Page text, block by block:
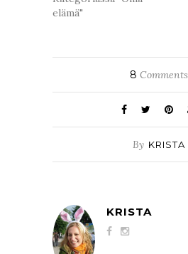
elämä"
8 Comments
By KRISTA
KRISTA